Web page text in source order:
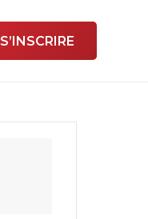
S’INSCRIRE